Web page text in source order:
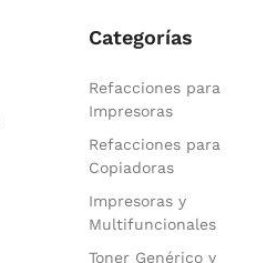
Categorías
Refacciones para
Impresoras
Refacciones para
Copiadoras
Impresoras y
Multifuncionales
Toner Genérico y